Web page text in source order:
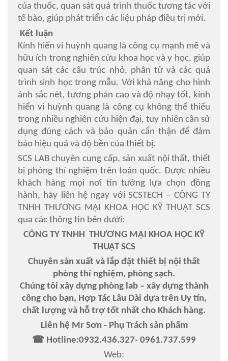
của thuốc, quan sát quá trình thuốc tương tác với
tế bào, giúp phát triển các liệu pháp điều trị mới.
Kết luận
Kính hiển vi huỳnh quang là công cụ mạnh mẽ và
hữu ích trong nghiên cứu khoa học và y học, giúp
quan sát các cấu trúc nhỏ, phân tử và các quá
trình sinh học trong mẫu. Với khả năng cho hình
ảnh sắc nét, tương phản cao và độ nhạy tốt, kính
hiển vi huỳnh quang là công cụ không thể thiếu
trong nhiều nghiên cứu hiện đại, tuy nhiên cần sử
dụng đúng cách và bảo quản cẩn thận để đảm
bảo hiệu quả và độ bền của thiết bị.
SCS LAB chuyên cung cấp, sản xuất nội thất, thiết
bị phòng thí nghiệm trên toàn quốc. Được nhiều
khách hàng mọi nơi tin tưởng lựa chọn đồng
hành, hãy liên hệ ngay với SCSTECH – CÔNG TY
TNHH THƯƠNG MẠI KHOA HỌC KỸ THUẬT SCS
qua các thông tin bên dưới:
CÔNG TY TNHH THƯƠNG MẠI KHOA HỌC KỸ
THUẬT SCS
Chuyên sản xuất và lắp đặt thiết bị nội thất
phòng thí nghiệm, phòng sạch.
Chúng tôi xây dựng phòng lab – xây dựng thành
công cho bạn, Hợp Tác Lâu Dài dựa trên Uy tín,
chất lượng và hỗ trợ tốt nhất cho Khách hàng.
Liên hệ Mr Sơn - Phụ Trách sản phẩm
☎ Hotline:0932.436.327- 0961.737.599
Web: